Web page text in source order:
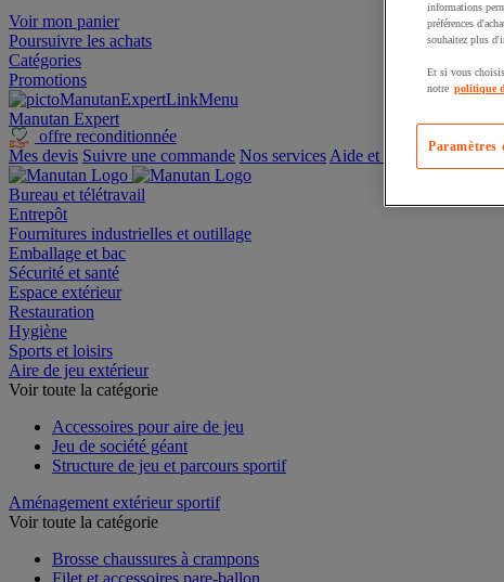
Voir mon panier
Poursuivre les achats
Catégories
Promotions
Manutan Expert
offre reconditionnée
Mes devis Suivre une commande Nos services Aide et contact
Bureau et télétravail
Entrepôt
Fournitures industrielles et outillage
Emballage et bac
Sécurité et santé
Espace extérieur
Restauration
Hygiène
Sports et loisirs
Aire de jeu extérieur
Voir toute la catégorie
Accessoires pour aire de jeu
Jeu de société géant
Structure de jeu et parcours sportif
Aménagement extérieur sportif
Voir toute la catégorie
Brosse chaussures à crampons
Filet et accessoires pare-ballon
informations
préférences
souhaitez plus
Et si vous
notre politique
Paramètres